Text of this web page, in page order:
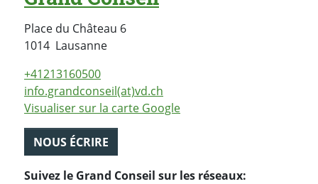
Place du Château 6
1014 LausanneSuisse
+41213160500
info.grandconseil(at)vd.ch
Visualiser sur la carte Google
NOUS ÉCRIRE
Suivez le Grand Conseil sur les réseaux: